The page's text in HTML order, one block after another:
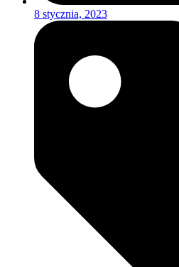
8 stycznia, 2023